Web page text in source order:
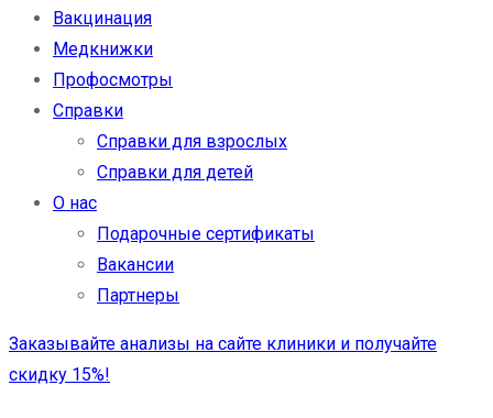
Вакцинация
Медкнижки
Профосмотры
Справки
Справки для взрослых
Справки для детей
О нас
Подарочные сертификаты
Вакансии
Партнеры
Заказывайте анализы на сайте клиники и получайте
скидку 15%!